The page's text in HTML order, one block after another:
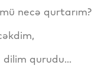
necə qurtarım­?